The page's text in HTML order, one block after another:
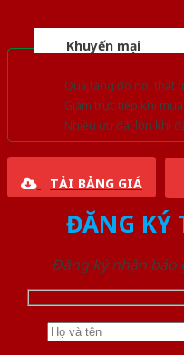
Khuyến mại
Quà tặng đồ nội thất
Giảm trực tiếp khi
Nhiều ưu đãi lớn khi
TẢI BẢNG GIÁ
ĐĂNG KÝ
Đăng ký nhận